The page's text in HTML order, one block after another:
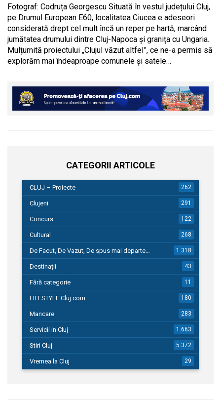
Fotograf: Codruța Georgescu Situată în vestul județului Cluj,
pe Drumul European E60, localitatea Ciucea e adeseori
considerată drept cel mult încă un reper pe hartă, marcând
jumătatea drumului dintre Cluj-Napoca și granița cu Ungaria.
Mulțumită proiectului „Clujul văzut altfel”, ce ne-a permis să
explorăm mai îndeaproape comunele și satele…
CATEGORII ARTICOLE
CLUJ – Proiecte 262
Clujeni 291
Concurs 122
Cultural 268
De Facut, De Vazut, De spus mai departe… 1.318
Destinații 43
Fără categorie 11
LIFESTYLE Cluj.com 180
Mancare 283
Servicii in Cluj 1.663
Stiri Cluj 5.372
Vremea la Cluj 29